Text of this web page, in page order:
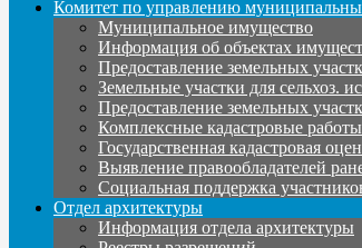
Комитет по управлению
Муниципальное имущество
Информация об объектах
Предоставление земельных
Земельные участки для сельхоз.
Предоставление земельных
Комплексные кадастровые работы
Государственная кадастровая
Выявление правообладателей
Социальная поддержка
Отдел архитектуры
Информация отдела архитектуры